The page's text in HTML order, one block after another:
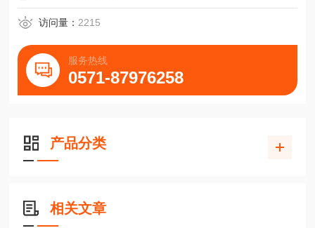
访问量： 2215
服务热线
0571-87976258
产品分类
相关文章